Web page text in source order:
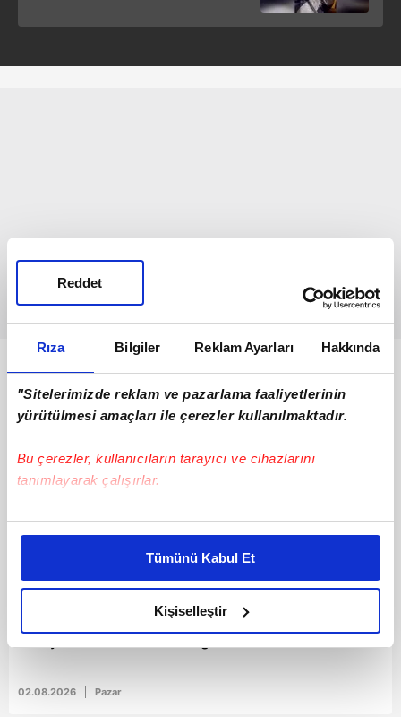
Rıza Bilgiler Reklam Ayarları Hakkında
"Sitelerimizde reklam ve pazarlama faaliyetlerinin
yürütülmesi amaçları ile çerezler kullanılmaktadır.
Bu çerezler, kullanıcıların tarayıcı ve cihazlarını
tanımlayarak çalışırlar.
Bu çerezlere izin vermeniz halinde sizlere özel
daha iyi reklam deneyimi yaşatabiliriz. Bunu yaparken
amacımızın size daha iyi bir reklam deneyimi sunmak
olduğunu ve sizlere en iyi içerikleri sunabilmek adına
elimizden gelen çabayı gösterdiğimizi ve bu noktada,
reklamların maliyetlerimizi karşılamak noktasında tek gelir
Tümünü Kabul Et
Kişiselleştir
Reddet
kamuoyuna yansıdı
Bunlar da Var
02.08.2026 Pazar